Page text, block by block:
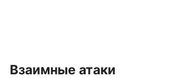
Взаимные атаки